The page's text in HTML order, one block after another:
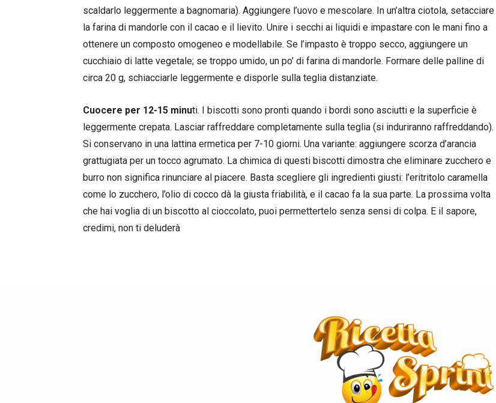
scaldarlo leggermente a bagnomaria). Aggiungere l’uovo e mescolare. In un’altra ciotola, setacciare
la farina di mandorle con il cacao e il lievito. Unire i secchi ai liquidi e impastare con le mani fino a
ottenere un composto omogeneo e modellabile. Se l’impasto è troppo secco, aggiungere un
cucchiaio di latte vegetale; se troppo umido, un po’ di farina di mandorle. Formare delle palline di
circa 20 g, schiacciarle leggermente e disporle sulla teglia distanziate.
Cuocere per 12-15 minuti. I biscotti sono pronti quando i bordi sono asciutti e la superficie è
leggermente crepata. Lasciar raffreddare completamente sulla teglia (si induriranno raffreddando).
Si conservano in una lattina ermetica per 7-10 giorni. Una variante: aggiungere scorza d’arancia
grattugiata per un tocco agrumato. La chimica di questi biscotti dimostra che eliminare zucchero e
burro non significa rinunciare al piacere. Basta scegliere gli ingredienti giusti: l’eritritolo caramella
come lo zucchero, l’olio di cocco dà la giusta friabilità, e il cacao fa la sua parte. La prossima volta
che hai voglia di un biscotto al cioccolato, puoi permettertelo senza sensi di colpa. E il sapore,
credimi, non ti deluderà